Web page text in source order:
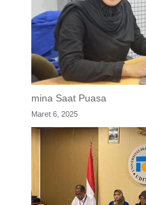
mina Saat Puasa
Maret 6, 2025